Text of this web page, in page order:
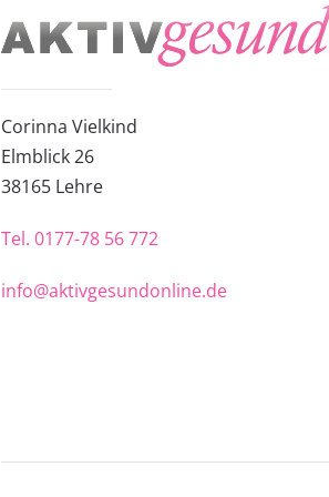
Corinna Vielkind
Elmblick 26
38165 Lehre
Tel. 0177-78 56 772
info@aktivgesundonline.de